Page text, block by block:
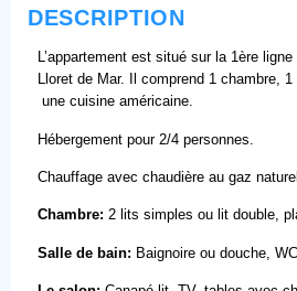
DESCRIPTION
L’appartement est situé sur la 1ère
Lloret de Mar. Il comprend 1 chambre,
une cuisine américaine.
Hébergement pour 2/4 personnes.
Chauffage avec chaudière au gaz naturel.
Chambre: 2 lits simples ou lit double,
Salle de bain: Baignoire ou douche,